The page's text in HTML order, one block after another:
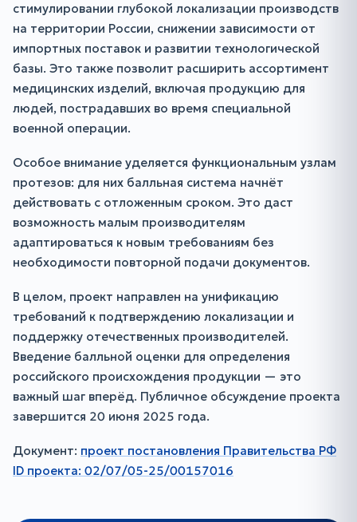
стимулировании глубокой локализации производств
на территории России, снижении зависимости от
импортных поставок и развитии технологической
базы. Это также позволит расширить ассортимент
медицинских изделий, включая продукцию для
людей, пострадавших во время специальной
военной операции.
Особое внимание уделяется функциональным узлам
протезов: для них балльная система начнёт
действовать с отложенным сроком. Это даст
возможность малым производителям
адаптироваться к новым требованиям без
необходимости повторной подачи документов.
В целом, проект направлен на унификацию
требований к подтверждению локализации и
поддержку отечественных производителей.
Введение балльной оценки для определения
российского происхождения продукции — это
важный шаг вперёд. Публичное обсуждение проекта
завершится 20 июня 2025 года.
Документ: проект постановления Правительства РФ
ID проекта: 02/07/05-25/00157016